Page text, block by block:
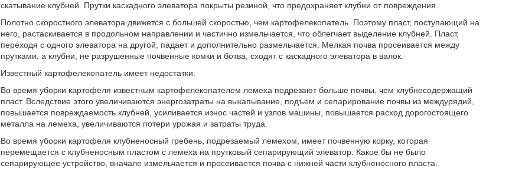
скатывание клубней. Прутки каскадного элеватора покрыты резиной, что предохраняет клубни от повреждения.
Полотно скоростного элеватора движется с большей скоростью, чем картофелекопатель. Поэтому пласт, поступающий на
него, растаскивается в продольном направлении и частично измельчается, что облегчает выделение клубней. Пласт,
переходя с одного элеватора на другой, падает и дополнительно размельчается. Мелкая почва просеивается между
прутками, а клубни, не разрушенные почвенные комки и ботва, сходят с каскадного элеватора в валок.
Известный картофелекопатель имеет недостатки.
Во время уборки картофеля известным картофелекопателем лемеха подрезают больше почвы, чем клубнесодержащий
пласт. Вследствие этого увеличиваются энергозатраты на выкапывание, подъем и сепарирование почвы из междурядий,
повышается повреждаемость клубней, усиливается износ частей и узлов машины, повышается расход дорогостоящего
металла на лемеха, увеличиваются потери урожая и затраты труда.
Во время уборки картофеля клубненосный гребень, подрезаемый лемехом, имеет почвенную корку, которая
перемещается с клубненосным пластом с лемеха на прутковый сепарирующий элеватор. Какое бы не было
сепарирующее устройство, вначале измельчается и просеивается почва с нижней части клубненосного пласта.